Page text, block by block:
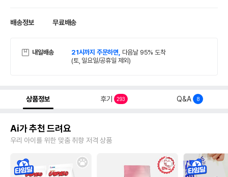
배송정보 무료배송
내일배송 21시까지 주문하면, 다음날 95% 도착
(토, 일요일/공휴일 제외)
상품정보 후기 293 Q&A 8
Ai가 추천 드려요
우리 아이를 위한 맞춤 취향 저격 상품